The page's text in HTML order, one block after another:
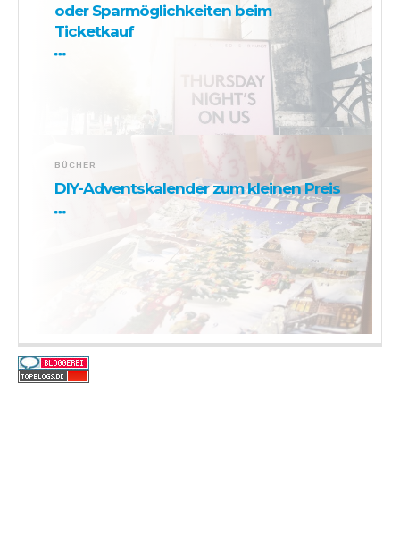
oder Sparmöglichkeiten beim
Ticketkauf
BÜCHER
DIY-Adventskalender zum kleinen Preis